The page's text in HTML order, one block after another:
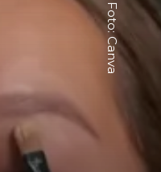
Foto: Canva